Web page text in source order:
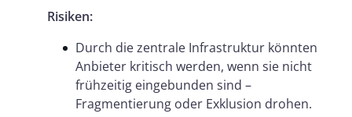
Risiken:
Durch die zentrale Infrastruktur könnten
Anbieter kritisch werden, wenn sie nicht
frühzeitig eingebunden sind –
Fragmentierung oder Exklusion drohen.